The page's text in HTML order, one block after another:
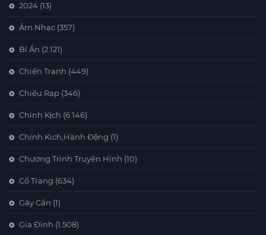
2024 (13)
Âm Nhạc (357)
Bí Ẩn (2.121)
Chiến Tranh (449)
Chiếu Rạp (346)
Chính Kịch (6.146)
Chính Kịch,Hành Động (1)
Chương Trình Truyền Hình (10)
Cổ Trang (634)
Gây Cấn (1)
Gia Đình (1.508)